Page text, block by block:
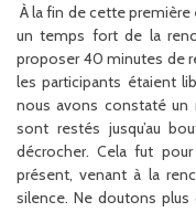
À la fin de cette
un temps fort de la
proposer 40 minutes de
les participants étaient
nous avons constaté un
sont restés jusqu’au
décrocher. Cela fut
présent, venant à la
silence. Ne doutons